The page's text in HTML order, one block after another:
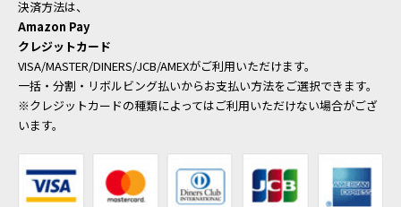
決済方法は、
Amazon Pay
クレジットカード
VISA/MASTER/DINERS/JCB/AMEXがご利用いただけます。
一括・分割・リボルビング払いからお支払い方法をご選択できます。
※クレジットカードの種類によってはご利用いただけない場合がござ
います。